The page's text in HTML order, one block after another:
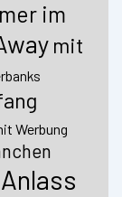
im
mit
Werbung